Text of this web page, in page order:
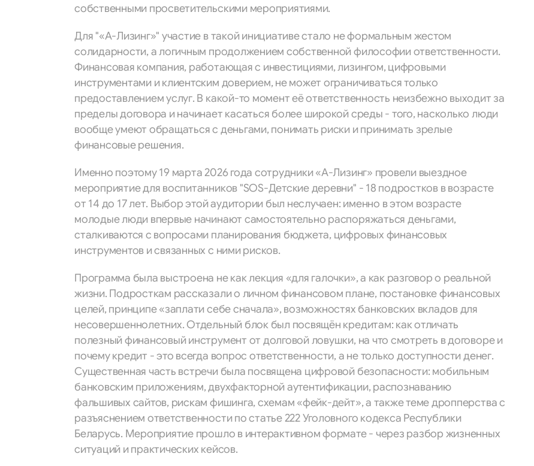
собственными просветительскими мероприятиями.
Для "«А-Лизинг»" участие в такой инициативе стало не формальным жестом
солидарности, а логичным продолжением собственной философии ответственности.
Финансовая компания, работающая с инвестициями, лизингом, цифровыми
инструментами и клиентским доверием, не может ограничиваться только
предоставлением услуг. В какой-то момент её ответственность неизбежно выходит за
пределы договора и начинает касаться более широкой среды - того, насколько люди
вообще умеют обращаться с деньгами, понимать риски и принимать зрелые
финансовые решения.
Именно поэтому 19 марта 2026 года сотрудники «А-Лизинг» провели выездное
мероприятие для воспитанников "SOS-Детские деревни" - 18 подростков в возрасте
от 14 до 17 лет. Выбор этой аудитории был неслучаен: именно в этом возрасте
молодые люди впервые начинают самостоятельно распоряжаться деньгами,
сталкиваются с вопросами планирования бюджета, цифровых финансовых
инструментов и связанных с ними рисков.
Программа была выстроена не как лекция «для галочки», а как разговор о реальной
жизни. Подросткам рассказали о личном финансовом плане, постановке финансовых
целей, принципе «заплати себе сначала», возможностях банковских вкладов для
несовершеннолетних. Отдельный блок был посвящён кредитам: как отличать
полезный финансовый инструмент от долговой ловушки, на что смотреть в договоре и
почему кредит - это всегда вопрос ответственности, а не только доступности денег.
Существенная часть встречи была посвящена цифровой безопасности: мобильным
банковским приложениям, двухфакторной аутентификации, распознаванию
фальшивых сайтов, рискам фишинга, схемам «фейк-дейт», а также теме дропперства с
разъяснением ответственности по статье 222 Уголовного кодекса Республики
Беларусь. Мероприятие прошло в интерактивном формате - через разбор жизненных
ситуаций и практических кейсов.